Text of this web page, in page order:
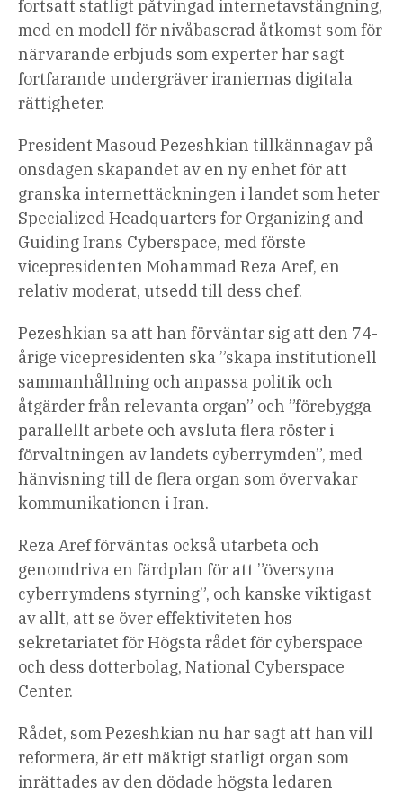
fortsatt statligt påtvingad internetavstängning,
med en modell för nivåbaserad åtkomst som för
närvarande erbjuds som experter har sagt
fortfarande undergräver iraniernas digitala
rättigheter.
President Masoud Pezeshkian tillkännagav på
onsdagen skapandet av en ny enhet för att
granska internettäckningen i landet som heter
Specialized Headquarters for Organizing and
Guiding Irans Cyberspace, med förste
vicepresidenten Mohammad Reza Aref, en
relativ moderat, utsedd till dess chef.
Pezeshkian sa att han förväntar sig att den 74-
årige vicepresidenten ska ”skapa institutionell
sammanhållning och anpassa politik och
åtgärder från relevanta organ” och ”förebygga
parallellt arbete och avsluta flera röster i
förvaltningen av landets cyberrymden”, med
hänvisning till de flera organ som övervakar
kommunikationen i Iran.
Reza Aref förväntas också utarbeta och
genomdriva en färdplan för att ”översyna
cyberrymdens styrning”, och kanske viktigast
av allt, att se över effektiviteten hos
sekretariatet för Högsta rådet för cyberspace
och dess dotterbolag, National Cyberspace
Center.
Rådet, som Pezeshkian nu har sagt att han vill
reformera, är ett mäktigt statligt organ som
inrättades av den dödade högsta ledaren